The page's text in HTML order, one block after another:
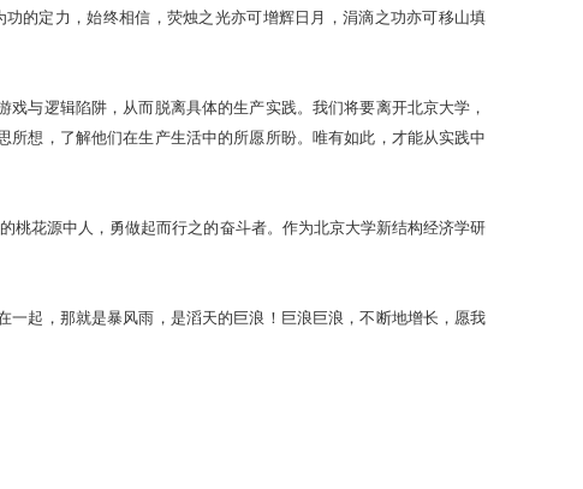
的定力，始终相信，荧烛之光亦可增辉日月，涓滴之功亦可移山填
与逻辑陷阱，从而脱离具体的生产实践。我们将要离开北京大学，
想，了解他们在生产生活中的所愿所盼。唯有如此，才能从实践中
桃花源中人，勇做起而行之的奋斗者。作为北京大学新结构经济学研
起，那就是暴风雨，是滔天的巨浪！巨浪巨浪，不断地增长，愿我